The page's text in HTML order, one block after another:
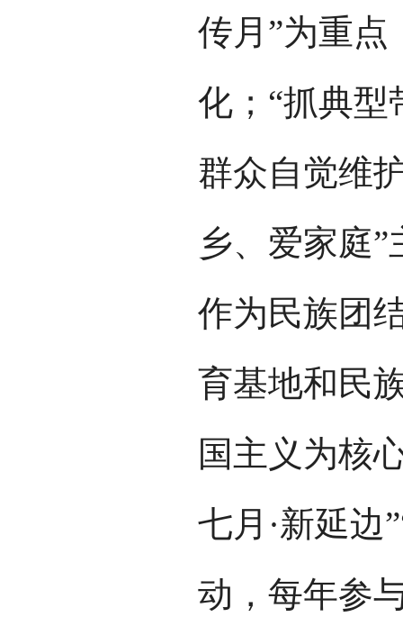
传月”为重
化；“抓典型
群众自觉维
乡、爱家庭
作为民族团
育基地和民
国主义为核
七月·新延边
动，每年参